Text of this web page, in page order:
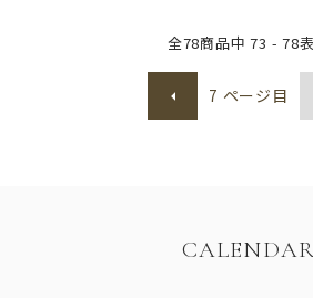
全78商品中73 - 78
7 ページ目